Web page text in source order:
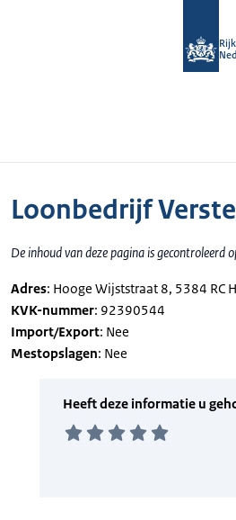
Loonbedrijf
De inhoud van deze pagina is gecontroleerd
Adres: Hooge Wijststraat 8, 5384 RC
KVK-nummer: 92390544
Import/Export: Nee
Mestopslagen: Nee